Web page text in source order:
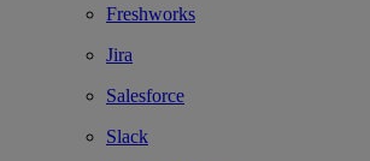
Freshworks
Jira
Salesforce
Slack